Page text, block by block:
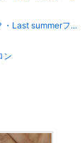
・Last summerフ...
ン